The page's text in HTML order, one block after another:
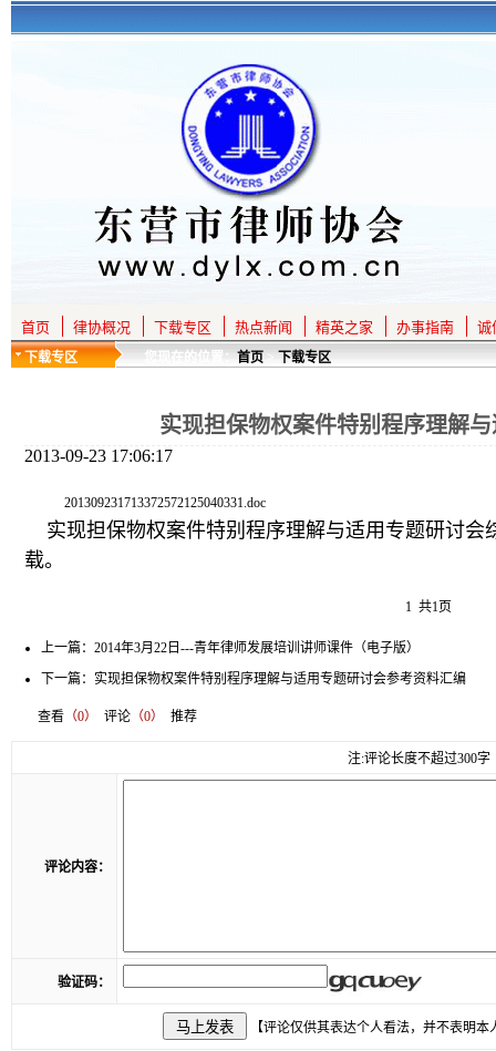
首页 律协概况 下载专区 热点新闻 精英之家 办事指南 诚
下载专区 您现在的位置： 首页 > 下载专区
实现担保物权案件特别程序理解
2013-09-23 17:06:17
201309231713372572125040331.doc
实现担保物权案件特别程序理解与适用专题研讨
载。
1 共1页
上一篇： 2014年3月22日---青年律师发展培训讲师课件（电子版）
下一篇： 实现担保物权案件特别程序理解与适用专题研讨会参考资料汇编
查看 （0） 评论 （0） 推荐
注:评论长度不超过300字
评论内容：
验证码：
【评论仅供其表达个人看法，并不表明